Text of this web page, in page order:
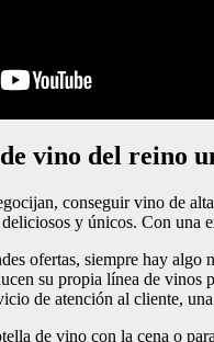
vino del reino
conseguir vino de
y únicos. Con una
ofertas, siempre hay
su propia línea de vinos
de atención al cliente,
de vino con la cena o